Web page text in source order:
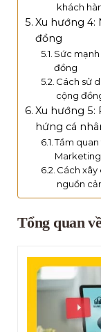
khách
Xu hướng 4:
đồng
Sức
đồng
Cách sử
cộng
Xu hướng 5:
hứng cá
Tầm
Marketing
Cách xây
nguồn
Tổng quan